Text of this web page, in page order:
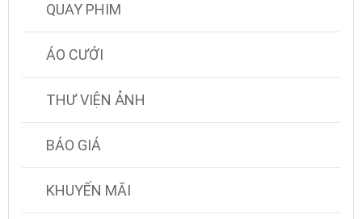
QUAY PHIM
ÁO CƯỚI
THƯ VIỆN ẢNH
BÁO GIÁ
KHUYẾN MÃI